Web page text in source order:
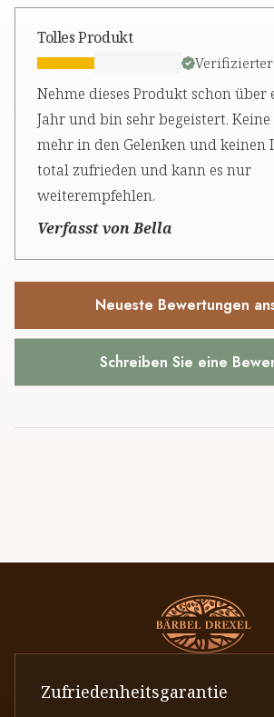
Tolles Produkt
Nehme dieses Produkt schon
Jahr und bin sehr begeistert. Keine
mehr in den Gelenken und keinen
total zufrieden und kann es nur
weiterempfehlen.
Verfasst von Bella
Neueste Bewertungen
Schreiben Sie eine
Zufriedenheitsgarantie